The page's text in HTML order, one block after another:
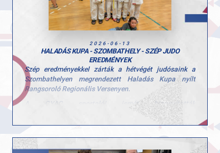
2026-06-13
HALADÁS KUPA - SZOMBATHELY - SZÉP JUDO
EREDMÉNYEK
Szép eredményekkel zárták a hétvégét judósaink a
Szombathelyen megrendezett Haladás Kupa nyílt
Rangsoroló Regionális Versenyen.
A GYAC sportolói ismét bizonyították
felkészültségüket, több kategóriában is dobogóra
állhattak, és értékes helyezésekkel tértek haza a rangos
viadalról.
Eredményeink: